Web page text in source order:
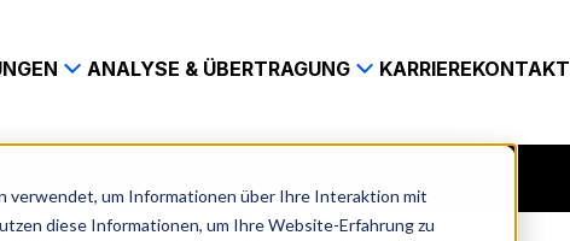
verwendet, um Informationen über Ihre Interaktion mit
diese Informationen, um Ihre Website-Erfahrung zu
ANALYSE & ÜBERTRAGUNG KARRIEREKONTAKT